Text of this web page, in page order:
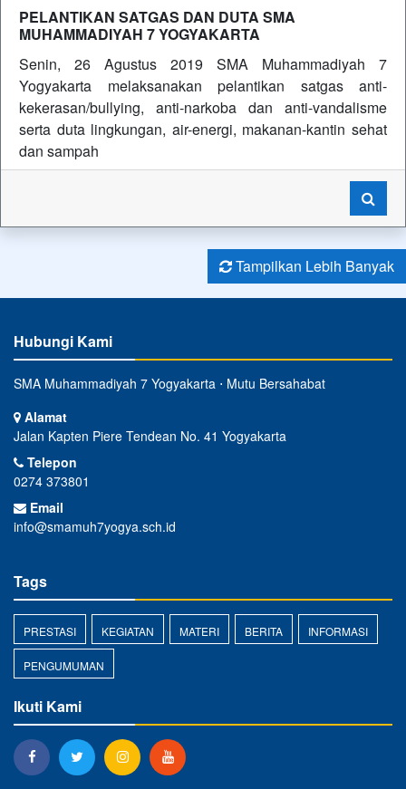
PELANTIKAN SATGAS DAN DUTA SMA
MUHAMMADIYAH 7 YOGYAKARTA
Senin, 26 Agustus 2019 SMA Muhammadiyah 7
Yogyakarta melaksanakan pelantikan satgas anti-
kekerasan/bullying, anti-narkoba dan anti-vandalisme
serta duta lingkungan, air-energi, makanan-kantin sehat
dan sampah
Tampilkan Lebih Banyak
Hubungi Kami
SMA Muhammadiyah 7 Yogyakarta ⋅ Mutu Bersahabat
Alamat
Jalan Kapten Piere Tendean No. 41 Yogyakarta
Telepon
0274 373801
Email
info@smamuh7yogya.sch.id
Tags
PRESTASI KEGIATAN MATERI BERITA INFORMASI
PENGUMUMAN
Ikuti Kami